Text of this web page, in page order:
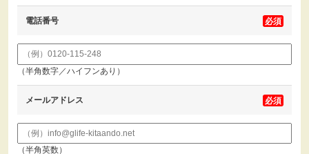
電話番号
（半角数字／ハイフンあり）
メールアドレス
（半角英数）